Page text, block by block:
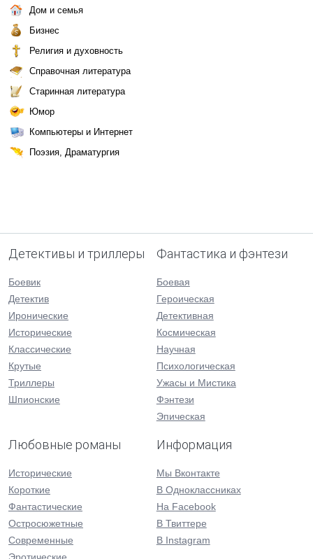
Дом и семья
Бизнес
Религия и духовность
Справочная литература
Старинная литература
Юмор
Компьютеры и Интернет
Поэзия, Драматургия
Детективы и триллеры
Боевик
Детектив
Иронические
Исторические
Классические
Крутые
Триллеры
Шпионские
Фантастика и фэнтези
Боевая
Героическая
Детективная
Космическая
Научная
Психологическая
Ужасы и Мистика
Фэнтези
Эпическая
Любовные романы
Исторические
Короткие
Фантастические
Остросюжетные
Современные
Информация
Мы Вконтакте
В Одноклассниках
На Facebook
В Твиттере
В Instagram